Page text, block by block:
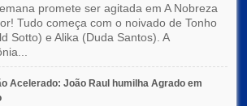
promete ser agitada em A Nobreza
Tudo começa com o noivado de Tonho
Sotto) e Alika (Duda Santos). A
Acelerado: João Raul humilha Agrado em